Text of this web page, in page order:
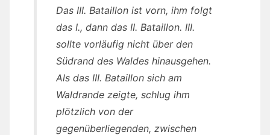
Das III. Bataillon ist vorn, ihm folgt
das I., dann das II. Bataillon. III.
sollte vorläufig nicht über den
Südrand des Waldes hinausgehen.
Als das III. Bataillon sich am
Waldrande zeigte, schlug ihm
plötzlich von der
gegenüberliegenden, zwischen